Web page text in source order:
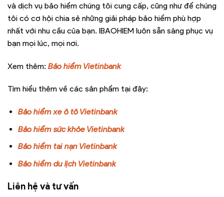
và dịch vụ bảo hiểm chúng tôi cung cấp, cũng như để chúng
tôi có cơ hội chia sẻ những giải pháp bảo hiểm phù hợp
nhất với nhu cầu của bạn. IBAOHIEM luôn sẵn sàng phục vụ
bạn mọi lúc, mọi nơi.
Xem thêm: Bảo hiểm Vietinbank
Tìm hiểu thêm về các sản phẩm tại đây:
Bảo hiểm xe ô tô Vietinbank
Bảo hiểm sức khỏe Vietinbank
Bảo hiểm tai nạn Vietinbank
Bảo hiểm du lịch Vietinbank
Liên hệ và tư vấn